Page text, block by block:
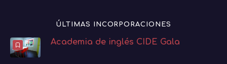
ÚLTIMAS INCORPORACIONES
Academia de inglés CIDE Gala